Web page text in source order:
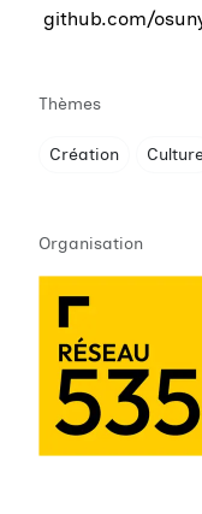
github.com/
Thèmes
Création
Organisation